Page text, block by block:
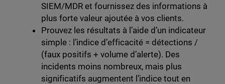
SIEM/MDR et fournissez des informations à
plus forte valeur ajoutée à vos clients.
Prouvez les résultats à l’aide d’un indicateur
simple : l’indice d’efficacité = détections /
(faux positifs + volume d’alerte). Des
incidents moins nombreux, mais plus
significatifs augmentent l’indice tout en